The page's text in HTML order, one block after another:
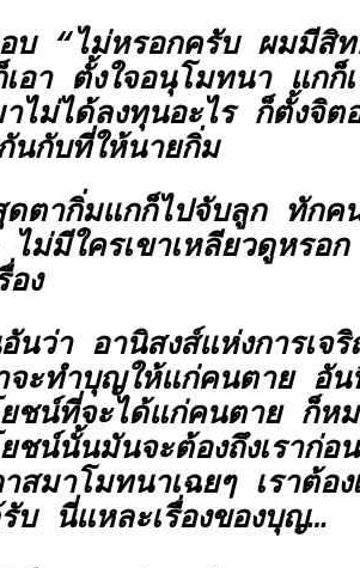
อบ “ไม่หรอกครับ ผมมีสิ
อา ตั้งใจอนุโมทนา แกก็เ
ไม่ได้ลงทุนอะไร ก็ตั้งจิต
นกับที่ให้นายกิ่ม
ดตากิ่มแกก็ไปจับลูก ทัก
ไม่มีใครเขาเหลียวดูหรอ
อง
นว่า อานิสงส์แห่งการเจ
จะทำบุญให้แก่คนตาย อั
ยชน์ที่จะได้แก่คนตาย ก็หม
ชน์นั้นมันจะต้องถึงเราก่
สมาโมทนาเฉยๆ เราต้อ
บ นี่แหละเรื่องของบุญ…